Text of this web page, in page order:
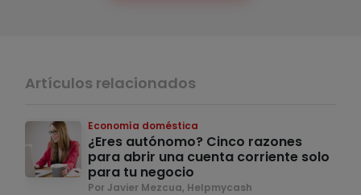
Artículos relacionados
Economía doméstica
¿Eres autónomo? Cinco razones
para abrir una cuenta corriente solo
para tu negocio
Por Javier Mezcua, Helpmycash